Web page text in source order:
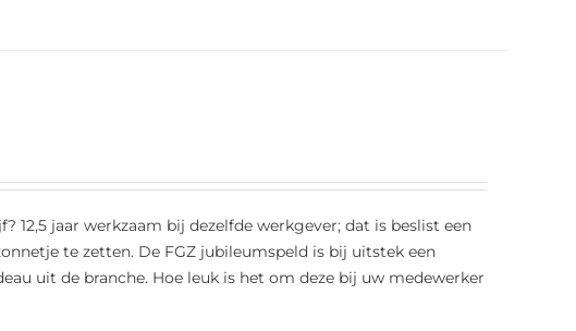
12,5 jaar werkzaam bij dezelfde werkgever; dat is beslist een
te zetten. De FGZ jubileumspeld is bij uitstek een
uit de branche. Hoe leuk is het om deze bij uw medewerker